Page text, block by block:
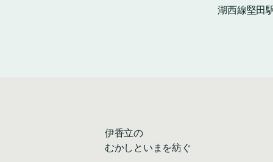
湖西線堅田
伊香立の
むかしといまを紡ぐ